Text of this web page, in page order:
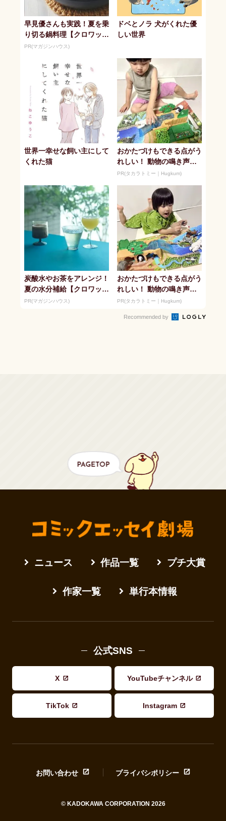
早見優さんも実践！夏を乗
り切る鍋料理【クロワッサ
ン】
PR(マガジンハウス)
ドベとノラ 犬がくれた優
しい世界
世界一幸せな飼い主にして
くれた猫
おかたづけもできる点がう
れしい！ 動物の鳴き声や
セリフが盛りだくさんの
PR(タカラトミー｜Hugkum)
炭酸水やお茶をアレンジ！
夏の水分補給【クロワッサ
ン】
PR(マガジンハウス)
おかたづけもできる点がう
れしい！ 動物の鳴き声や
セリフが盛りだくさんの
PR(タカラトミー｜Hugkum)
Recommended by
ニュース 作品一覧 プチ大賞
作家一覧 単行本情報
公式SNS
X YouTubeチャンネル
TikTok Instagram
お問い合わせ プライバシポリシー
© KADOKAWA CORPORATION 2026